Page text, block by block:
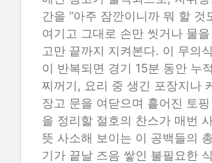
간을 “아주 잠깐이니까 뭐 할 것
여기고 그대로 손만 씻거나 물
고만 끝까지 지켜본다. 이 무의
이 반복되면 경기 15분 동안 누
찌꺼기, 요리 중 생긴 포장지나
장고 문을 여닫으며 흩어진 토
을 정리할 절호의 찬스가 매번
뜻 사소해 보이는 이 공백들의
기가 끝날 즈음 쌓인 불필요한